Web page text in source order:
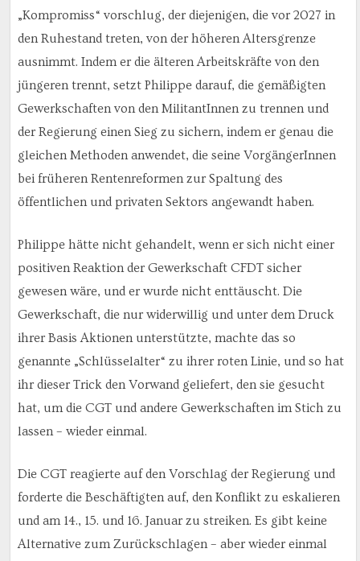
„Kompromiss“ vorschlug, der diejenigen, die vor 2027 in
den Ruhestand treten, von der höheren Altersgrenze
ausnimmt. Indem er die älteren Arbeitskräfte von den
jüngeren trennt, setzt Philippe darauf, die gemäßigten
Gewerkschaften von den MilitantInnen zu trennen und
der Regierung einen Sieg zu sichern, indem er genau die
gleichen Methoden anwendet, die seine VorgängerInnen
bei früheren Rentenreformen zur Spaltung des
öffentlichen und privaten Sektors angewandt haben.
Philippe hätte nicht gehandelt, wenn er sich nicht einer
positiven Reaktion der Gewerkschaft CFDT sicher
gewesen wäre, und er wurde nicht enttäuscht. Die
Gewerkschaft, die nur widerwillig und unter dem Druck
ihrer Basis Aktionen unterstützte, machte das so
genannte „Schlüsselalter“ zu ihrer roten Linie, und so hat
ihr dieser Trick den Vorwand geliefert, den sie gesucht
hat, um die CGT und andere Gewerkschaften im Stich zu
lassen – wieder einmal.
Die CGT reagierte auf den Vorschlag der Regierung und
forderte die Beschäftigten auf, den Konflikt zu eskalieren
und am 14., 15. und 16. Januar zu streiken. Es gibt keine
Alternative zum Zurückschlagen – aber wieder einmal